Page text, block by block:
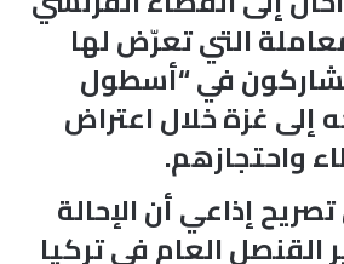
التي تعرّض لها
في “أسطول
إلى غزة خلال اعتراض
واحتجازهم.
إذاعي أن الإحالة
القنصل العام في تركيا